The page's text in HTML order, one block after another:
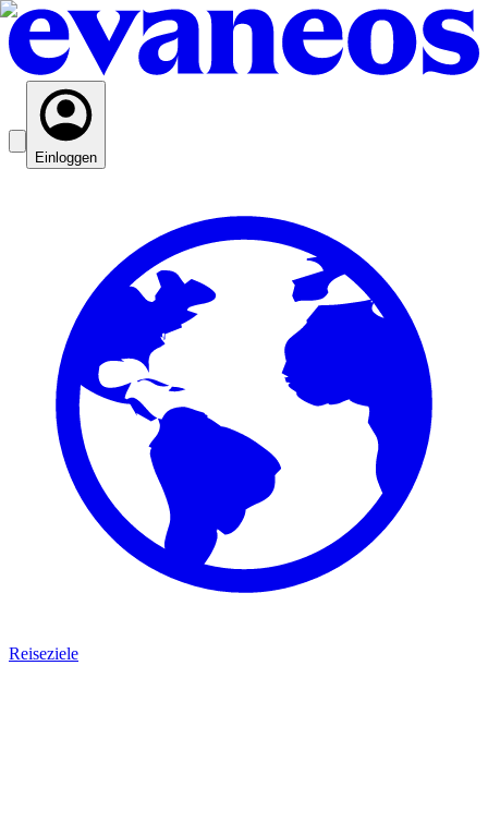
Einloggen
Reiseziele